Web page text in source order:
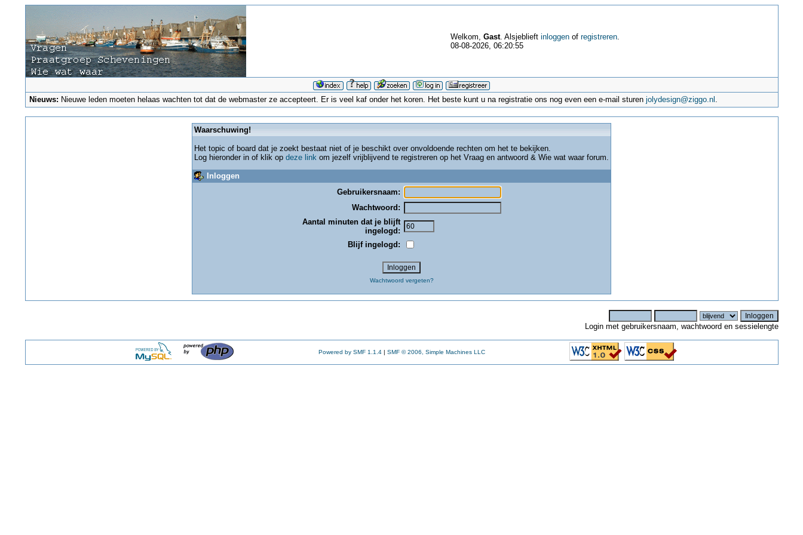
Welkom, Gast. Alsjeblieft inloggenof registreren.
08-08-2026, 06:20:55
Nieuws: Nieuwe leden moeten helaas wachten tot dat de webmaster ze accepteert. Er is veel kaf onder het koren. Het beste kunt u na registratie ons nog even een e-mail sturenjolydesign@ziggo.nl .
Waarschuwing!
Het topic of board dat je zoekt bestaat niet of je beschikt over onvoldoende rechten om het te bekijken.
Log hieronder in of klik op deze link om jezelf vrijblijvend te registreren op het Vraag en antwoord & Wie wat waar forum.
Inloggen
Gebruikersnaam:
Wachtwoord:
Aantal minuten dat je blijft
ingelogd:
Blijf ingelogd:
Wachtwoord vergeten?
Login met gebruikersnaam, wachtwoord en sessielengte
Powered by SMF 1.1.4 | SMF © 2006, Simple Machines LLC